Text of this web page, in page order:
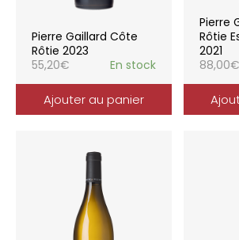
Pierre Gaillard Côte
Rôtie 2023
55,20€ En stock
Ajouter au panier
Pierre
Rôtie
2021
88,00€